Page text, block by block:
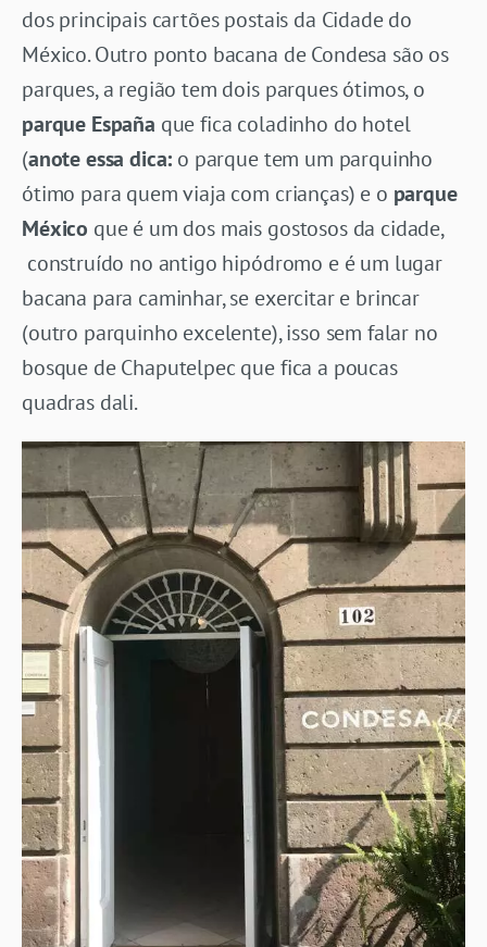
dos principais cartões postais da Cidade do
México. Outro ponto bacana de Condesa são os
parques, a região tem dois parques ótimos, o
parque España que fica coladinho do hotel
(anote essa dica: o parque tem um parquinho
ótimo para quem viaja com crianças) e o parque
México que é um dos mais gostosos da cidade,
construído no antigo hipódromo e é um lugar
bacana para caminhar, se exercitar e brincar
(outro parquinho excelente), isso sem falar no
bosque de Chaputelpec que fica a poucas
quadras dali.